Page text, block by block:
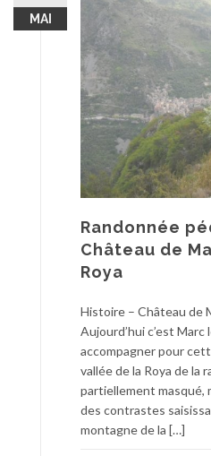
MAI
Randonnée
Château de
Roya
Histoire – Château de
Aujourd’hui c’est
accompagner pour
vallée de la Roya de la
partiellement masqué,
des contrastes
montagne de la […]